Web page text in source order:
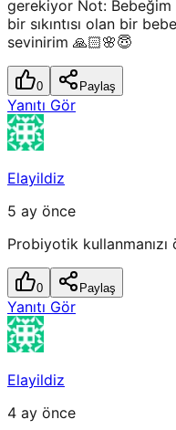
gerekiyor Not: Bebeğim
bir sıkıntısı olan bir
sevinirim 🙏🏻🌸😇
0 Paylaş
Yanıtı Gör
Elayildiz
5 ay önce
Probiyotik
0 Paylaş
Yanıtı Gör
Elayildiz
4 ay önce